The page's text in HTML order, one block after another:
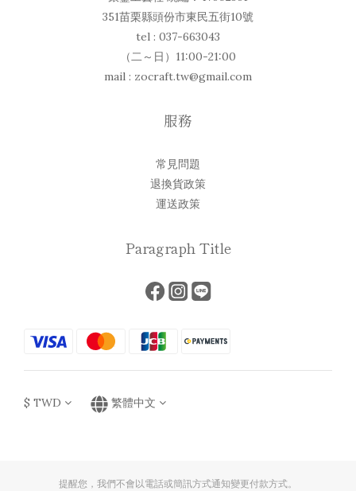
351苗栗縣頭份市東民五街10號
tel : 037-663043
（二～日）11:00-21:00
mail : zocraft.tw@gmail.com
服務
常見問題
退換貨政策
運送政策
Paragraph Title
$ TWD 繁體中文
提醒您，我們不會以電話或簡訊方式通知變更付款方式。